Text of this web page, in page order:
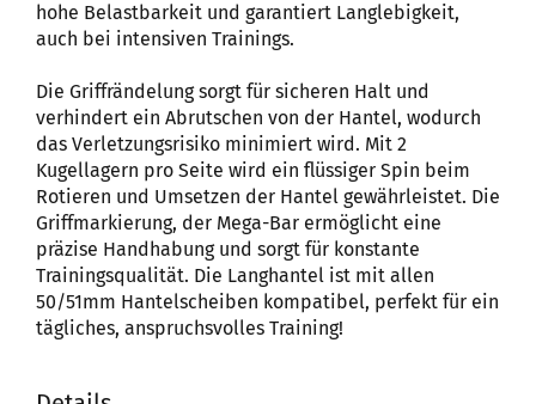
hohe Belastbarkeit und garantiert Langlebigkeit,
auch bei intensiven Trainings.
Die Griffrändelung sorgt für sicheren Halt und
verhindert ein Abrutschen von der Hantel, wodurch
das Verletzungsrisiko minimiert wird. Mit 2
Kugellagern pro Seite wird ein flüssiger Spin beim
Rotieren und Umsetzen der Hantel gewährleistet. Die
Griffmarkierung, der Mega-Bar ermöglicht eine
präzise Handhabung und sorgt für konstante
Trainingsqualität. Die Langhantel ist mit allen
50/51mm Hantelscheiben kompatibel, perfekt für ein
tägliches, anspruchsvolles Training!